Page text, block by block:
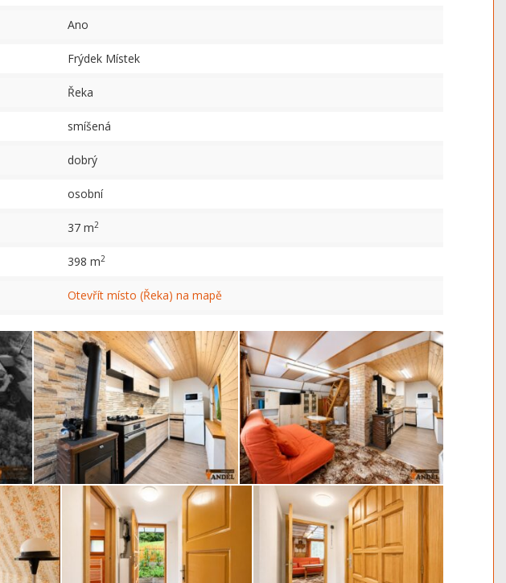
Ano
Frýdek Místek
Řeka
smíšená
dobrý
osobní
37 m2
398 m2
Otevřít místo (Řeka) na mapě